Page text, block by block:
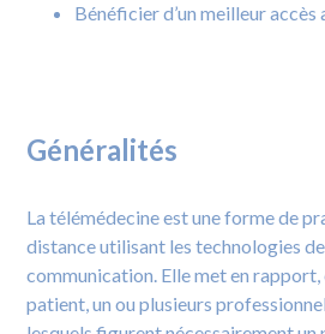
Bénéficier d’un meilleur accès
Généralités
La télémédecine est une forme de
distance utilisant les technologies
communication. Elle met en rapport,
patient, un ou plusieurs